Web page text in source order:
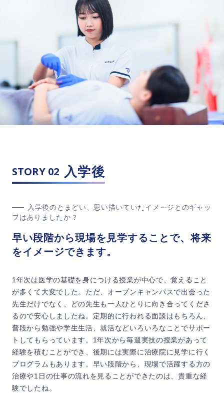
STORY 02 入学後
入学後のとまどい、思い描いていたイメージとのギャッ
プはありましたか？
早い段階から現場を見学することで、将来
をイメージできます。
1年次は医学の基礎を身につける授業が中心で、覚えること
が多くて大変でした。ただ、オープンキャンパスで出会った
先生だけでなく、どの先生も一人ひとりに向き合ってくださ
るので安心しましたね。定期的に行われる面談はもちろん、
普段から勉強や学生生活、就活などいろいろなことでサポー
トしてもらっています。1年次から毎週実技の授業があって
経験を積むことができ、後期には実際に治療院に見学に行く
プログラムもあります。早い段階から、現場で活躍する方の
治療や1日の仕事の流れを見ることができたのは、貴重な経
験でしたね。